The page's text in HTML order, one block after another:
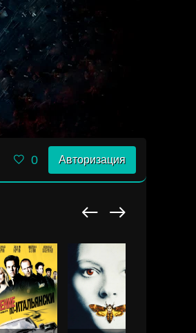
0 Авторизация